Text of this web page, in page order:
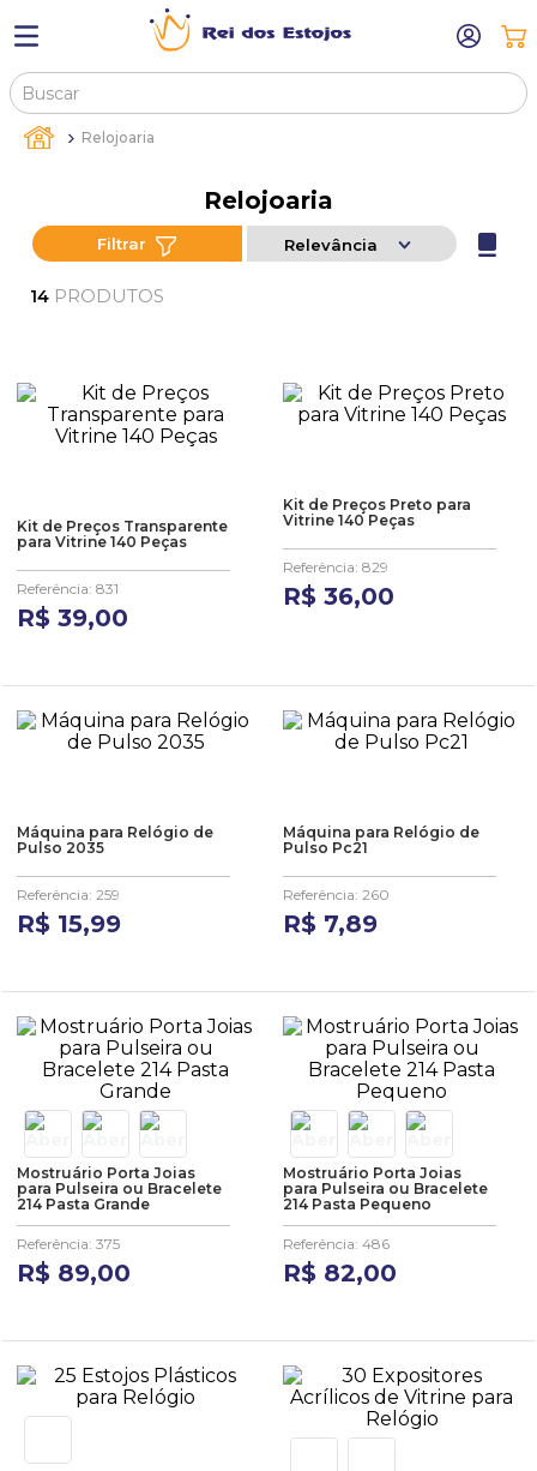
Buscar
Relojoaria
Relojoaria
Filtrar Relevância
14 PRODUTOS
Kit de Preços Transparente
para Vitrine 140 Peças
Referência: 831
R$ 39,00
Kit de Preços Preto para
Vitrine 140 Peças
Referência: 829
R$ 36,00
Máquina para Relógio de
Pulso 2035
Referência: 259
R$ 15,99
Máquina para Relógio de
Pulso Pc21
Referência: 260
R$ 7,89
Mostruário Porta Joias
para Pulseira ou Bracelete
214 Pasta Grande
Referência: 375
R$ 89,00
Mostruário Porta Joias
para Pulseira ou Bracelete
214 Pasta Pequeno
Referência: 486
R$ 82,00
2º
canetas
bandejas
7
relogio
sacolas